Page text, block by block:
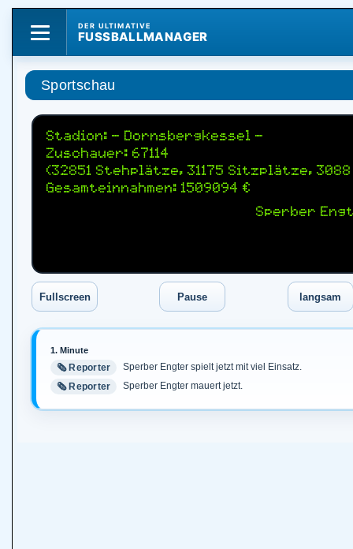
DER ULTIMATIVE
FUSSBALLMANAGER
Sportschau
Stadion: - Dornsbergkessel -
Zuschauer: 67114
(32851 Stehplätze, 31175 Sitzplätze,
Gesamteinnahmen: 1509094 €
Sperber
1. Minute
🗞️ Reporter
Sperber Engter spielt jetzt mit viel Einsatz.
🗞️ Reporter
Sperber Engter mauert jetzt.